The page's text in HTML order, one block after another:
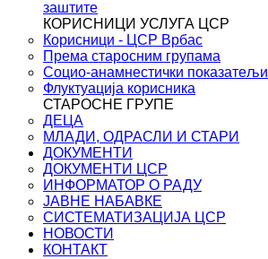
КОРИСНИЦИ УСЛУГА ЦСР
Корисници - ЦСР Врбас
Према старосним групама
Социо-анамнестички показатељи
Флуктуација корисника
СТАРОСНЕ ГРУПЕ
ДЕЦА
МЛАДИ, ОДРАСЛИ И СТАРИ
ДОКУМЕНТИ
ДОКУМЕНТИ ЦСР
ИНФОРМАТОР О РАДУ
ЈАВНЕ НАБАВКЕ
СИСТЕМАТИЗАЦИЈА ЦСР
НОВОСТИ
КОНТАКТ